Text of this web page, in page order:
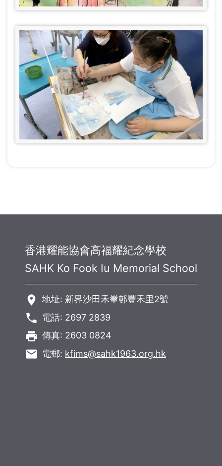
香港耀能協會高福耀紀念學校
SAHK Ko Fook Iu Memorial School
room 地址: 新界沙田禾輋邨豐禾里2號
phone 電話: 2697 2839
local_printshop 傳真: 2603 0824
email 電郵: kfims@sahk1963.org.hk